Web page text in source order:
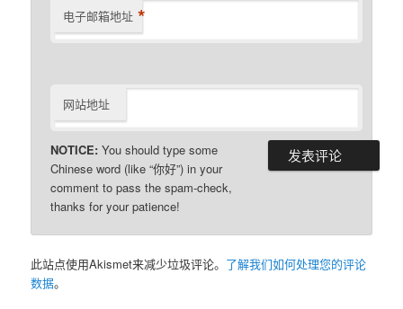
电子邮箱地址 *
网站地址
NOTICE: You should type some
Chinese word (like “你好”) in your
comment to pass the spam-check,
thanks for your patience!
此站点使用Akismet来减少垃圾评论。 了解我们如何处理您的评论
数据。